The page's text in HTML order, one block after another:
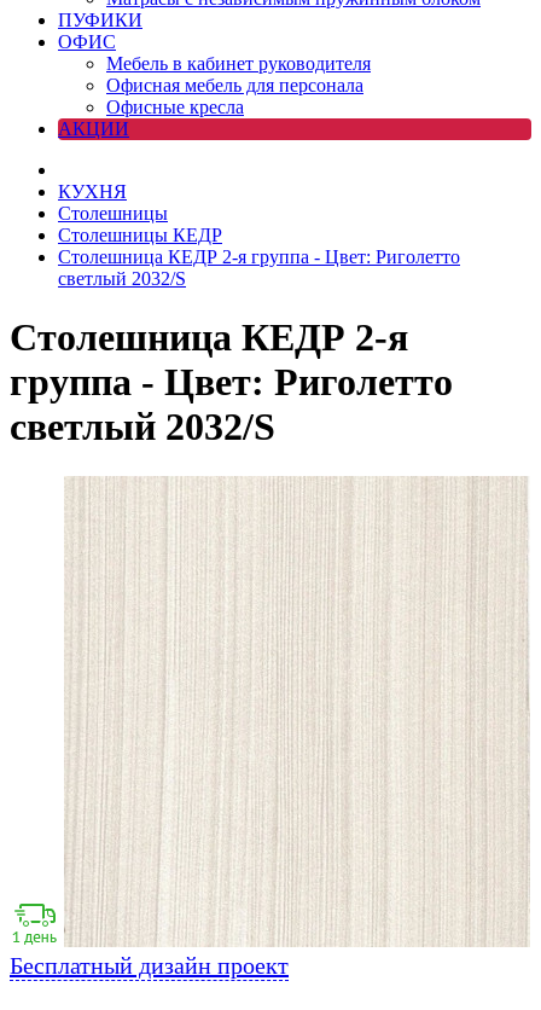
ПУФИКИ
ОФИС
Мебель в кабинет руководителя
Офисная мебель для персонала
Офисные кресла
АКЦИИ
КУХНЯ
Столешницы
Столешницы КЕДР
Столешница КЕДР 2-я группа - Цвет: Риголетто
светлый 2032/S
Столешница КЕДР 2-я
группа - Цвет: Риголетто
светлый 2032/S
Бесплатный дизайн проект